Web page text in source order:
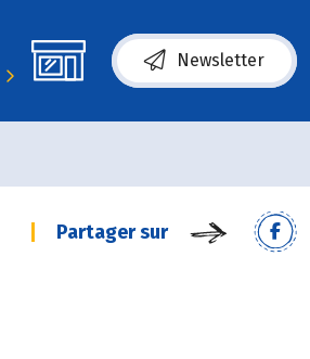
Newsletter
Partager sur